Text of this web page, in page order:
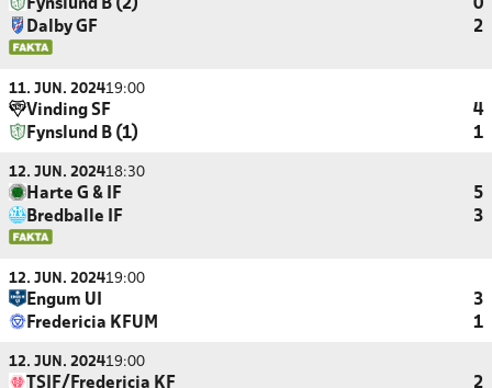
Fynslund B (2)
0
Dalby GF
2
11. JUN. 202419:00
Vinding SF
4
Fynslund B (1)
1
12. JUN. 202418:30
Harte G & IF
5
Bredballe IF
3
12. JUN. 202419:00
Engum UI
3
Fredericia KFUM
1
12. JUN. 202419:00
TSIF/Fredericia KF
2